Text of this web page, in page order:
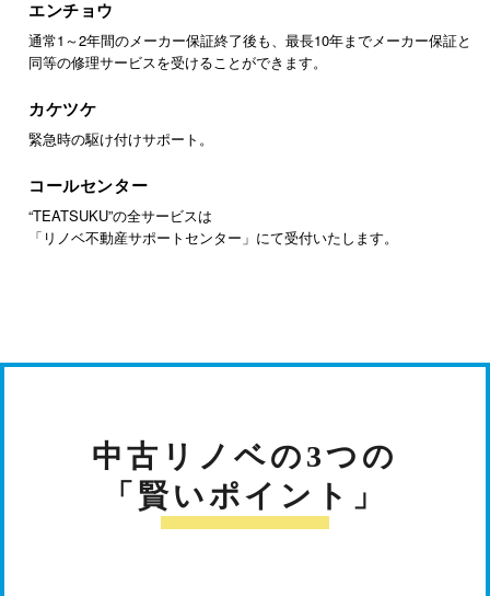
エンチョウ
通常1～2年間のメーカー保証終了後も、最長10年までメーカー保証と
同等の修理サービスを受けることができます。
カケツケ
緊急時の駆け付けサポート。
コールセンター
“TEATSUKU”の全サービスは
「リノベ不動産サポートセンター」にて受付いたします。
中古リノベの3つの
「賢いポイント」